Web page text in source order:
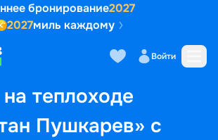
бронирование2027
2027миль каждому
Войти
теплоходе
Пушкарев» с
Выбор кают Маршрут и